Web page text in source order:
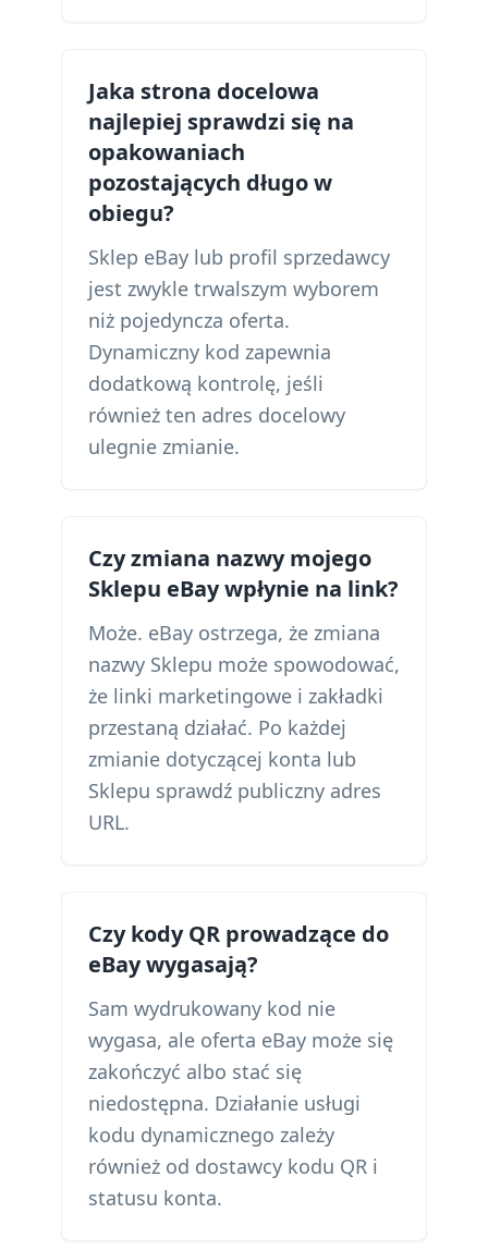
Jaka strona docelowa
najlepiej sprawdzi się na
opakowaniach
pozostających długo w
obiegu?
Sklep eBay lub profil sprzedawcy
jest zwykle trwalszym wyborem
niż pojedyncza oferta.
Dynamiczny kod zapewnia
dodatkową kontrolę, jeśli
również ten adres docelowy
ulegnie zmianie.
Czy zmiana nazwy mojego
Sklepu eBay wpłynie na link?
Może. eBay ostrzega, że zmiana
nazwy Sklepu może spowodować,
że linki marketingowe i zakładki
przestaną działać. Po każdej
zmianie dotyczącej konta lub
Sklepu sprawdź publiczny adres
URL.
Czy kody QR prowadzące do
eBay wygasają?
Sam wydrukowany kod nie
wygasa, ale oferta eBay może się
zakończyć albo stać się
niedostępna. Działanie usługi
kodu dynamicznego zależy
również od dostawcy kodu QR i
statusu konta.